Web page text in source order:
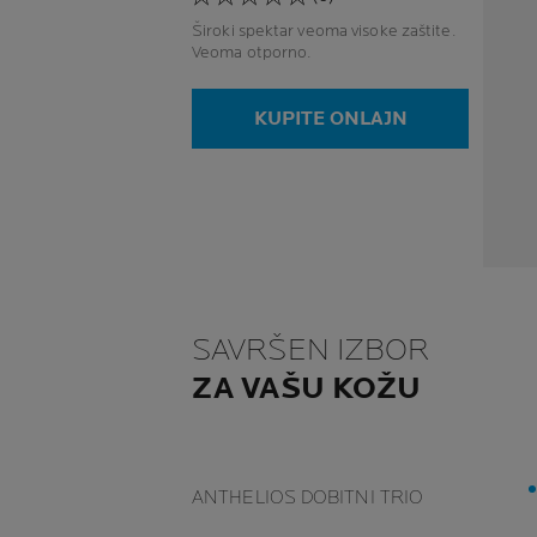
Široki spektar veoma visoke zaštite.
Veoma otporno.
KUPITE ONLAJN
SAVRŠEN IZBOR
ZA VAŠU KOŽU
ANTHELIOS DOBITNI TRIO